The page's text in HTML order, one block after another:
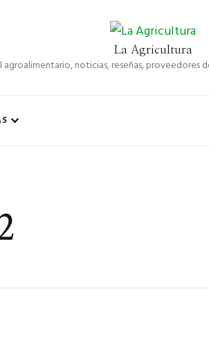
La Agricultura
agroalimentario, noticias, reseñas, proveedores